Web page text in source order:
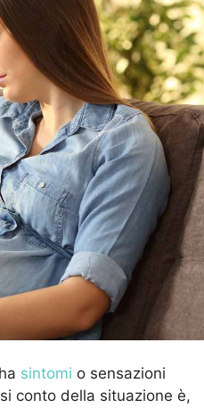
sintomi o sensazioni
conto della situazione è,